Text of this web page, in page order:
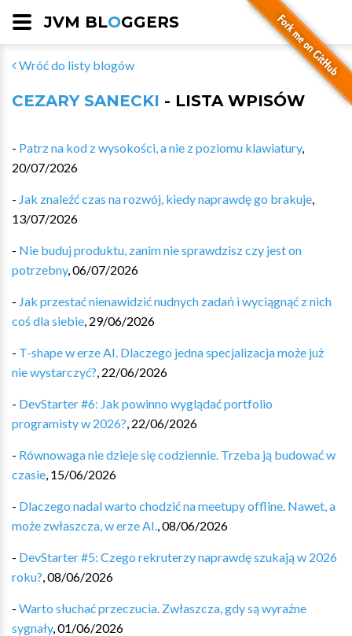
JVM BLOGGERS
Wróć do listy blogów
CEZARY SANECKI - LISTA WPISÓW
- Patrz na kod z wysokości, a nie z poziomu klawiatury,
20/07/2026
- Jak znaleźć czas na rozwój, kiedy naprawdę go brakuje,
13/07/2026
- Nie buduj produktu, zanim nie sprawdzisz czy jest on
potrzebny,06/07/2026
- Jak przestać nienawidzić nudnych zadań i wyciągnąć z nich
coś dla siebie, 29/06/2026
- T-shape w erze AI. Dlaczego jedna specjalizacja może już
nie wystarczyć?, 22/06/2026
- DevStarter #6: Jak powinno wyglądać portfolio
programisty w 2026?, 22/06/2026
- Równowaga nie dzieje się codziennie. Trzeba ją budować w
czasie, 15/06/2026
- Dlaczego nadal warto chodzić na meetupy offline. Nawet, a
może zwłaszcza, w erze AI.,08/06/2026
- DevStarter #5: Czego rekruterzy naprawdę szukają w 2026
roku?,08/06/2026
- Warto słuchać przeczucia. Zwłaszcza, gdy są wyraźne
sygnały,01/06/2026